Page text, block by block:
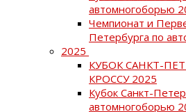
автомногоборью
Чемпионат и
Петербурга по
2025
КУБОК САНКТ-
КРОССУ 2025
Кубок Санкт-
автомногоборью